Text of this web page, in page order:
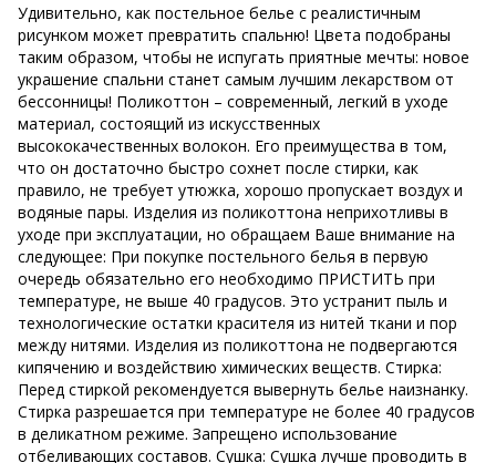
Удивительно, как постельное белье с реалистичным
рисунком может превратить спальню! Цвета подобраны
таким образом, чтобы не испугать приятные мечты: новое
украшение спальни станет самым лучшим лекарством от
бессонницы! Поликоттон – современный, легкий в уходе
материал, состоящий из искусственных
высококачественных волокон. Его преимущества в том,
что он достаточно быстро сохнет после стирки, как
правило, не требует утюжка, хорошо пропускает воздух и
водяные пары. Изделия из поликоттона неприхотливы в
уходе при эксплуатации, но обращаем Ваше внимание на
следующее: При покупке постельного белья в первую
очередь обязательно его необходимо ПРИСТИТЬ при
температуре, не выше 40 градусов. Это устранит пыль и
технологические остатки красителя из нитей ткани и пор
между нитями. Изделия из поликоттона не подвергаются
кипячению и воздействию химических веществ. Стирка:
Перед стиркой рекомендуется вывернуть белье наизнанку.
Стирка разрешается при температуре не более 40 градусов
в деликатном режиме. Запрещено использование
отбеливающих составов. Сушка: Сушка лучше проводить в